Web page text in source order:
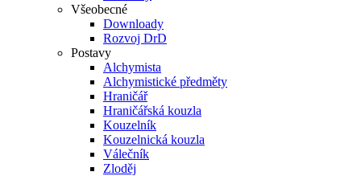
Všeobecné
Downloady
Rozvoj DrD
Postavy
Alchymista
Alchymistické předměty
Hraničář
Hraničářská kouzla
Kouzelník
Kouzelnická kouzla
Válečník
Zloděj